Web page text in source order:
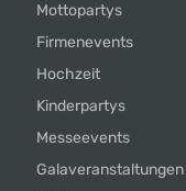
Mottopartys
Firmenevents
Hochzeit
Kinderpartys
Messeevents
Galaveranstaltungen